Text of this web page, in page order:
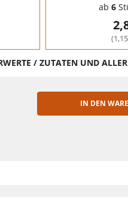
ab 6
/ ZUTATEN UND
IN DEN